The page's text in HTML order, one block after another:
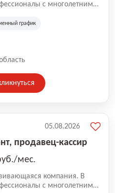
с многолетним
опыт позволяют
график
продавец-кассир
мес.
компания. В
с многолетним
05.08.2026